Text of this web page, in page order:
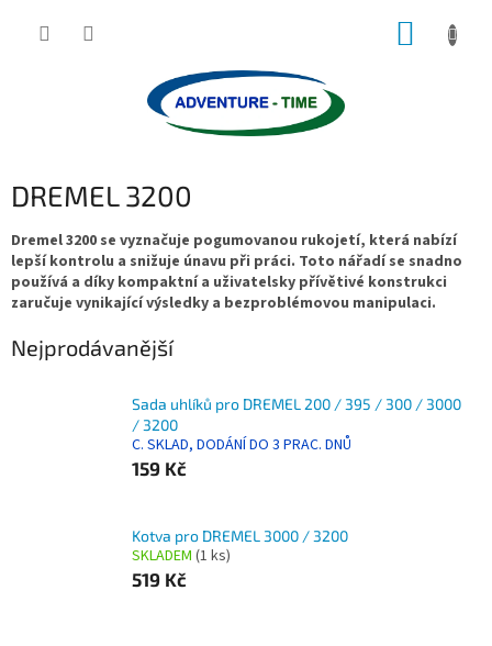
DREMEL 3200
Dremel 3200 se vyznačuje pogumovanou rukojetí, která nabízí
lepší kontrolu a snižuje únavu při práci. Toto nářadí se snadno
používá a díky kompaktní a uživatelsky přívětivé konstrukci
zaručuje vynikající výsledky a bezproblémovou manipulaci.
Nejprodávanější
Sada uhlíků pro DREMEL 200 / 395 / 300 / 3000
/ 3200
C. SKLAD, DODÁNÍ DO 3 PRAC. DNŮ
159 Kč
Kotva pro DREMEL 3000 / 3200
SKLADEM (1 ks)
519 Kč